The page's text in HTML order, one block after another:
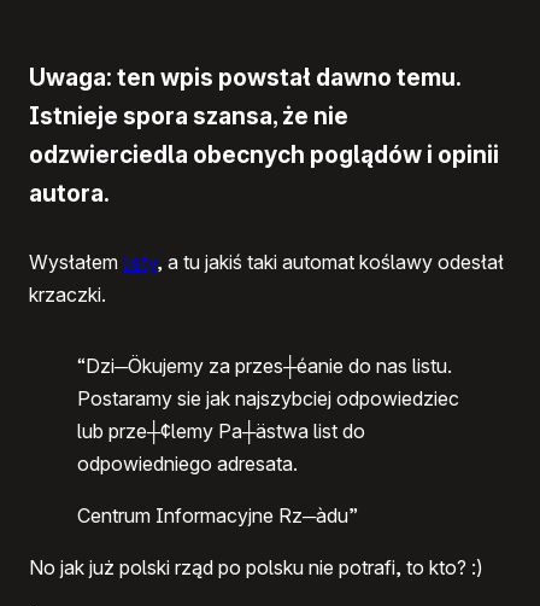
Uwaga: ten wpis powstał dawno temu.
Istnieje spora szansa, że nie
odzwierciedla obecnych poglądów i opinii
autora.
Wysłałem listy, a tu jakiś taki automat koślawy odesłał
krzaczki.
“Dzi─Ökujemy za przes┼éanie do nas listu.
Postaramy sie jak najszybciej odpowiedziec
lub prze┼¢lemy Pa┼ästwa list do
odpowiedniego adresata.
Centrum Informacyjne Rz─àdu”
No jak już polski rząd po polsku nie potrafi, to kto? :)